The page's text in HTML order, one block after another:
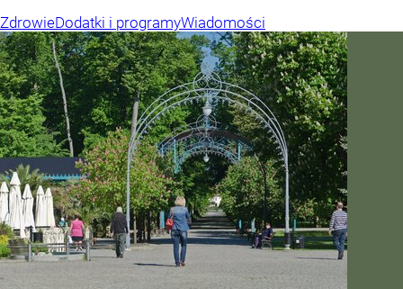
ZdrowieDodatki i programyWiadomości